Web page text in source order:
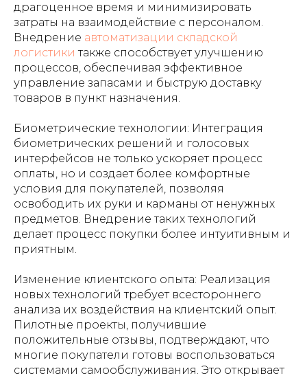
драгоценное время и минимизировать
затраты на взаимодействие с персоналом.
Внедрение автоматизации складской
логистики также способствует улучшению
процессов, обеспечивая эффективное
управление запасами и быструю доставку
товаров в пункт назначения.
Биометрические технологии: Интеграция
биометрических решений и голосовых
интерфейсов не только ускоряет процесс
оплаты, но и создает более комфортные
условия для покупателей, позволяя
освободить их руки и карманы от ненужных
предметов. Внедрение таких технологий
делает процесс покупки более интуитивным и
приятным.
Изменение клиентского опыта: Реализация
новых технологий требует всестороннего
анализа их воздействия на клиентский опыт.
Пилотные проекты, получившие
положительные отзывы, подтверждают, что
многие покупатели готовы воспользоваться
системами самообслуживания. Это открывает